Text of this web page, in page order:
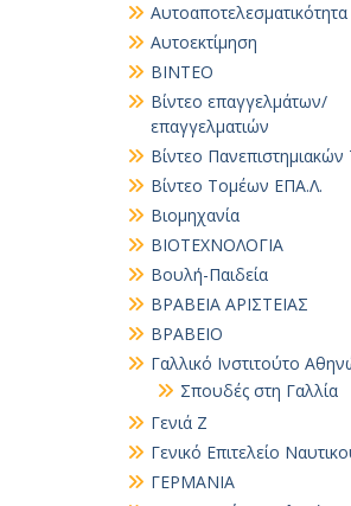
Αυτοαποτελεσματικότητα
Αυτοεκτίμηση
ΒΙΝΤΕΟ
Βίντεο επαγγελμάτων/
επαγγελματιών
Βίντεο
Βίντεο Τομέων ΕΠΑ.Λ.
Βιομηχανία
ΒΙΟΤΕΧΝΟΛΟΓΙΑ
Βουλή-Παιδεία
ΒΡΑΒΕΙΑ ΑΡΙΣΤΕΙΑΣ
ΒΡΑΒΕΙΟ
Γαλλικό Ινστιτούτο
Σπουδές στη Γαλλία
Γενιά Ζ
Γενικό Επιτελείο
ΓΕΡΜΑΝΙΑ